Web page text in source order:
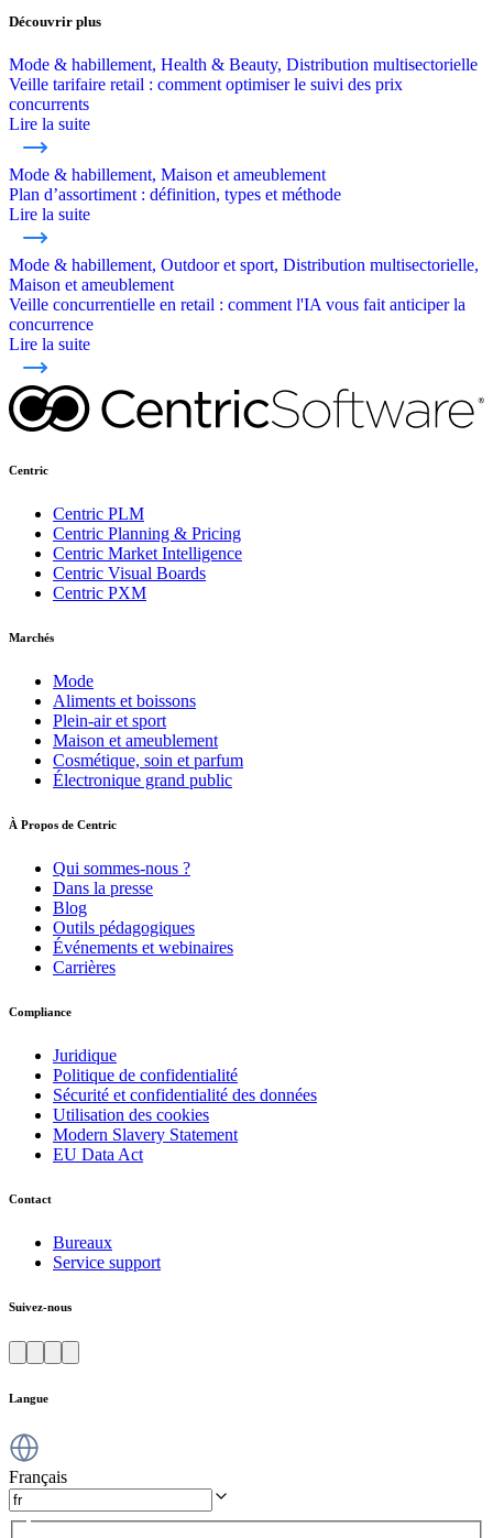
Découvrir plus
Mode & habillement, Health & Beauty, Distribution multisectorielle
Veille tarifaire retail : comment optimiser le suivi des prix
concurrents
Lire la suite
Mode & habillement, Maison et ameublement
Plan d’assortiment : définition, types et méthode
Lire la suite
Mode & habillement, Outdoor et sport, Distribution multisectorielle,
Maison et ameublement
Veille concurrentielle en retail : comment l'IA vous fait anticiper la
concurrence
Lire la suite
Centric
Centric PLM
Centric Planning & Pricing
Centric Market Intelligence
Centric Visual Boards
Centric PXM
Marchés
Mode
Aliments et boissons
Plein-air et sport
Maison et ameublement
Cosmétique, soin et parfum
Électronique grand public
À Propos de Centric
Qui sommes-nous ?
Dans la presse
Blog
Outils pédagogiques
Événements et webinaires
Carrières
Compliance
Juridique
Politique de confidentialité
Sécurité et confidentialité des données
Utilisation des cookies
Modern Slavery Statement
EU Data Act
Contact
Bureaux
Service support
Suivez-nous
Langue
Français